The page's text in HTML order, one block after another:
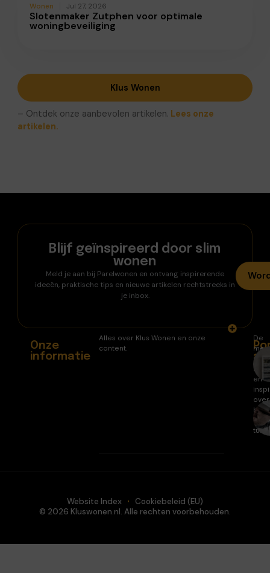
Wonen Jul 27, 2026
Slotenmaker Zutphen voor optimale
woningbeveiliging
Klus Wonen
– Ontdek onze aanbevolen artikelen. Lees onze
artikelen.
Blijf geïnspireerd door slim
wonen
Meld je aan bij Parelwonen en ontvang inspirerende
ideeën, praktische tips en nieuwe artikelen rechtstreeks in
je inbox.
Onze
informatie
Alles over Klus Wonen en onze
content.
De
en
over
huis
en
tuin.
© 2026 Kluswonen.nl. Alle rechten voorbehouden.
Website Index Cookiebeleid (EU)